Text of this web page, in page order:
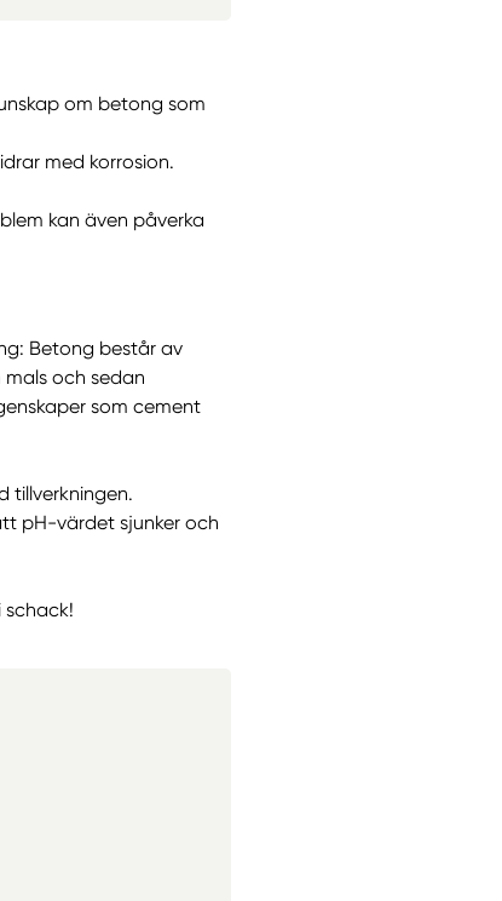
om betong som
med korrosion.
kan även påverka
Betong består av
och sedan
som cement
tillverkningen.
pH-värdet sjunker och